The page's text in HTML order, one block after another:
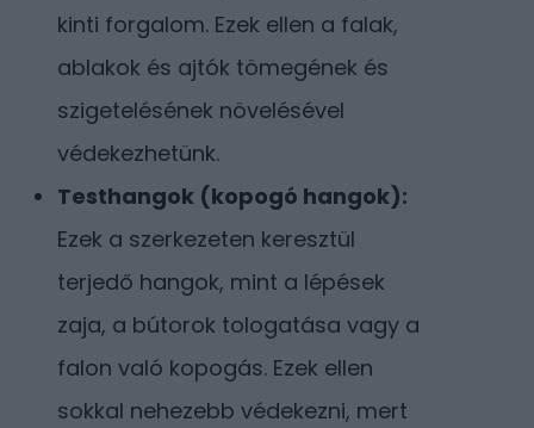
kinti forgalom. Ezek ellen a falak,
ablakok és ajtók tömegének és
szigetelésének növelésével
védekezhetünk.
Testhangok (kopogó hangok):
Ezek a szerkezeten keresztül
terjedő hangok, mint a lépések
zaja, a bútorok tologatása vagy a
falon való kopogás. Ezek ellen
sokkal nehezebb védekezni, mert